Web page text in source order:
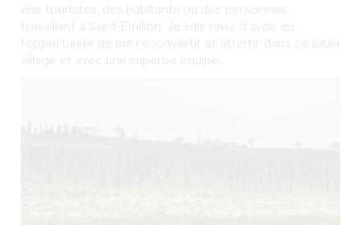
des touristes, des habitants ou des personnes
travaillant à Saint-Emilion. Je suis ravie d’avoir eu
l’opportunité de me reconvertir et atterrir dans ce beau
village et avec une superbe équipe.